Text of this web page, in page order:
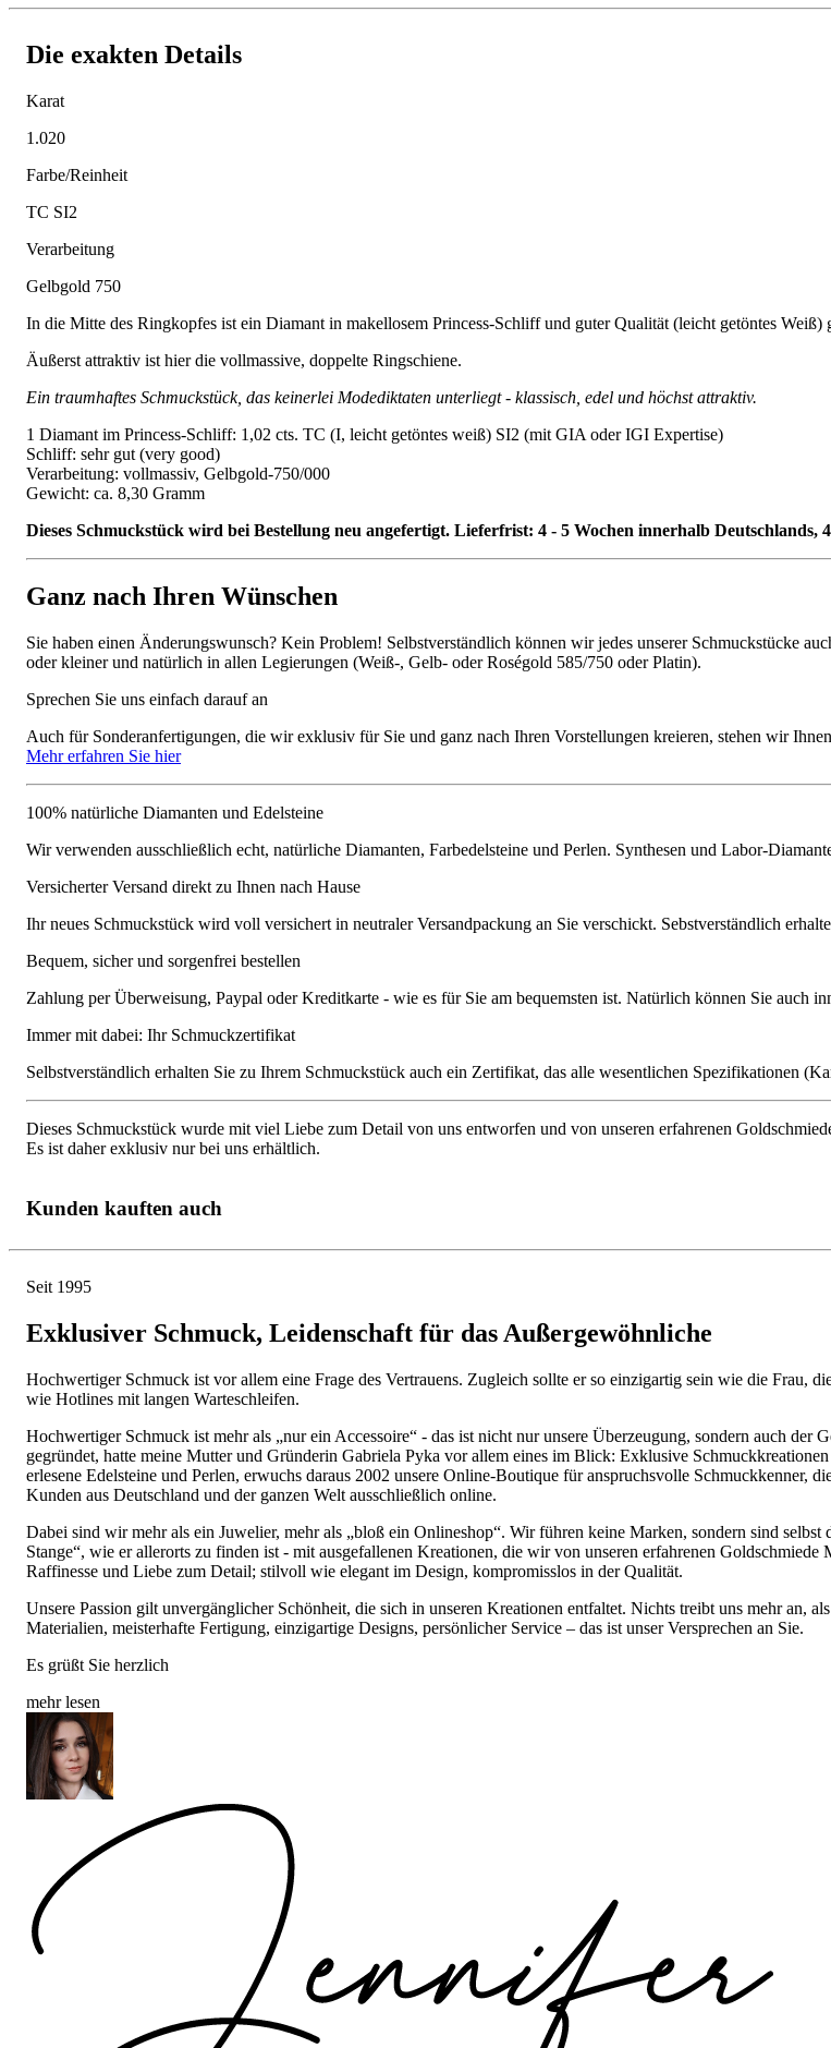
Die exakten Details
Karat
1.020
Farbe/Reinheit
TC SI2
Verarbeitung
Gelbgold 750
In die Mitte des Ringkopfes ist ein Diamant in makellosem Princess-Schliff und guter Qualität (leicht getöntes Weiß)
Äußerst attraktiv ist hier die vollmassive, doppelte Ringschiene.
Ein traumhaftes Schmuckstück, das keinerlei Modediktaten unterliegt - klassisch, edel und höchst attraktiv.
1 Diamant im Princess-Schliff: 1,02 cts. TC (I, leicht getöntes weiß) SI2 (mit GIA oder IGI Expertise)
Schliff: sehr gut (very good)
Verarbeitung: vollmassiv, Gelbgold-750/000
Gewicht: ca. 8,30 Gramm
Dieses Schmuckstück wird bei Bestellung neu angefertigt. Lieferfrist: 4 - 5 Wochen innerhalb Deutschlands,
Ganz nach Ihren Wünschen
Sie haben einen Änderungswunsch? Kein Problem! Selbstverständlich können wir jedes unserer Schmuckstücke
oder kleiner und natürlich in allen Legierungen (Weiß-, Gelb- oder Roségold 585/750 oder Platin).
Sprechen Sie uns einfach darauf an
Auch für Sonderanfertigungen, die wir exklusiv für Sie und ganz nach Ihren Vorstellungen kreieren, stehen wir
Mehr erfahren Sie hier
100% natürliche Diamanten und Edelsteine
Wir verwenden ausschließlich echt, natürliche Diamanten, Farbedelsteine und Perlen. Synthesen und Labor-
Versicherter Versand direkt zu Ihnen nach Hause
Ihr neues Schmuckstück wird voll versichert in neutraler Versandpackung an Sie verschickt. Sebstverständlich
Bequem, sicher und sorgenfrei bestellen
Zahlung per Überweisung, Paypal oder Kreditkarte - wie es für Sie am bequemsten ist. Natürlich können Sie auch
Immer mit dabei: Ihr Schmuckzertifikat
Selbstverständlich erhalten Sie zu Ihrem Schmuckstück auch ein Zertifikat, das alle wesentlichen Spezifikationen
Dieses Schmuckstück wurde mit viel Liebe zum Detail von uns entworfen und von unseren erfahrenen
Es ist daher exklusiv nur bei uns erhältlich.
Kunden kauften auch
Seit 1995
Exklusiver Schmuck, Leidenschaft für das Außergewöhnliche
Hochwertiger Schmuck ist vor allem eine Frage des Vertrauens. Zugleich sollte er so einzigartig sein wie die Frau,
wie Hotlines mit langen Warteschleifen.
Hochwertiger Schmuck ist mehr als „nur ein Accessoire“ - das ist nicht nur unsere Überzeugung, sondern auch der
gegründet, hatte meine Mutter und Gründerin Gabriela Pyka vor allem eines im Blick: Exklusive
erlesene Edelsteine und Perlen, erwuchs daraus 2002 unsere Online-Boutique für anspruchsvolle Schmuckkenner,
Kunden aus Deutschland und der ganzen Welt ausschließlich online.
Dabei sind wir mehr als ein Juwelier, mehr als „bloß ein Onlineshop“. Wir führen keine Marken, sondern sind
Stange“, wie er allerorts zu finden ist - mit ausgefallenen Kreationen, die wir von unseren erfahrenen
Raffinesse und Liebe zum Detail; stilvoll wie elegant im Design, kompromisslos in der Qualität.
Unsere Passion gilt unvergänglicher Schönheit, die sich in unseren Kreationen entfaltet. Nichts treibt uns mehr an,
Materialien, meisterhafte Fertigung, einzigartige Designs, persönlicher Service – das ist unser Versprechen an Sie.
Es grüßt Sie herzlich
mehr lesen